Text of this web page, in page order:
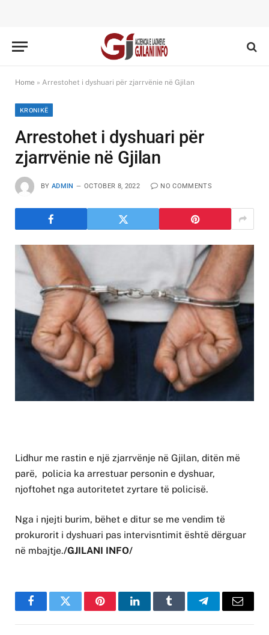
Home » Arrestohet i dyshuari për zjarrvënie në Gjilan
KRONIKË
Arrestohet i dyshuari për
zjarrvënie në Gjilan
BY ADMIN OCTOBER 8, 2022 NO COMMENTS
Lidhur me rastin e një zjarrvënje në Gjilan, ditën më
parë, policia ka arrestuar personin e dyshuar,
njoftohet nga autoritetet zyrtare të policisë.
Nga i njejti burim, bëhet e ditur se me vendim të
prokurorit i dyshuari pas intervisntimit është dërguar
në mbajtje./GJILANI INFO/
FacebookTwitter PinterestLinkedInTumblr TelegramEmail